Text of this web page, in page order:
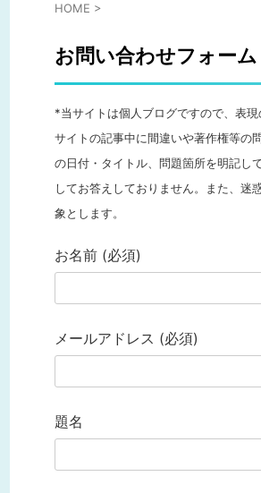
HOME >
お問い合わせフォーム
*当サイトは個人ブログですので、表
サイトの記事中に間違いや著作権等の
の日付・タイトル、問題箇所を明記し
してお答えしておりません。また、迷
象とします。
お名前 (必須)
メールアドレス (必須)
題名